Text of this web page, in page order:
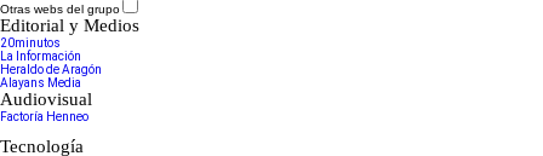
Otras webs del grupo
Editorial y Medios
20minutos
La Información
Heraldo de Aragón
Alayans Media
Audiovisual
Factoría Henneo
Tecnología